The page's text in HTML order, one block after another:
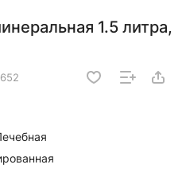
1.5 литра,